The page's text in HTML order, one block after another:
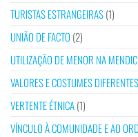
TURISTAS ESTRANGEIRAS(1)
UNIÃO DE FACTO (2)
UTILIZAÇÃO DE MENOR NA
VALORES E COSTUMES DIFERENTES
VERTENTE ÉTNICA(1)
VÍNCULO À COMUNIDADE E AO